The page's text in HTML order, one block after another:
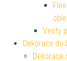
Vesty
Dekorace do
Dekorace